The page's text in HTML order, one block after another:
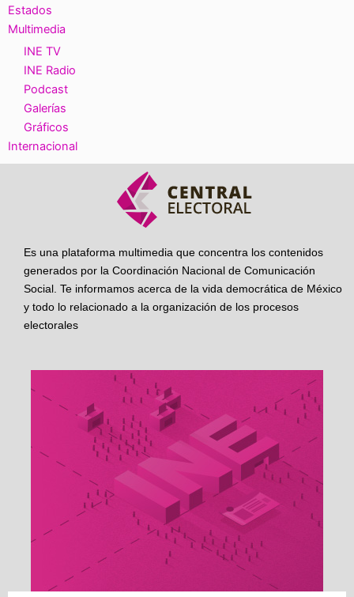
Estados
Multimedia
INE TV
INE Radio
Podcast
Galerías
Gráficos
Internacional
Es una plataforma multimedia que concentra los contenidos
generados por la Coordinación Nacional de Comunicación
Social. Te informamos acerca de la vida democrática de México
y todo lo relacionado a la organización de los procesos
electorales